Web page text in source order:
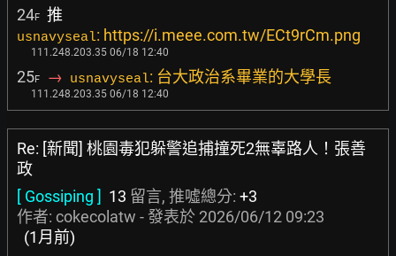
24F 推
usnavyseal: https://i.meee.com.tw/ECt9rCm.png
111.248.203.35 06/18 12:40
25F → usnavyseal: 台大政治系畢業的大學長
111.248.203.35 06/18 12:40
Re: [新聞] 桃園毒犯躲警追捕撞死2無辜路人！張善
政
[ Gossiping ] 13 留言, 推噓總分: +3
作者: cokecolatw - 發表於 2026/06/12 09:23
(1月前)